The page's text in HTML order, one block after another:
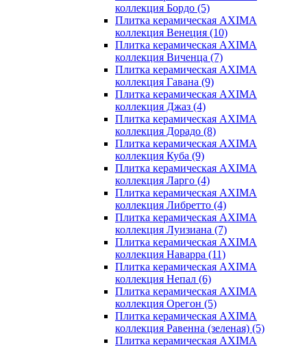
коллекция Бордо (5)
Плитка керамическая AXIMA
коллекция Венеция (10)
Плитка керамическая AXIMA
коллекция Виченца (7)
Плитка керамическая AXIMA
коллекция Гавана (9)
Плитка керамическая AXIMA
коллекция Джаз (4)
Плитка керамическая AXIMA
коллекция Дорадо (8)
Плитка керамическая AXIMA
коллекция Куба (9)
Плитка керамическая AXIMA
коллекция Ларго (4)
Плитка керамическая AXIMA
коллекция Либретто (4)
Плитка керамическая AXIMA
коллекция Луизиана (7)
Плитка керамическая AXIMA
коллекция Наварра (11)
Плитка керамическая AXIMA
коллекция Непал (6)
Плитка керамическая AXIMA
коллекция Орегон (5)
Плитка керамическая AXIMA
коллекция Равенна (зеленая) (5)
Плитка керамическая AXIMA